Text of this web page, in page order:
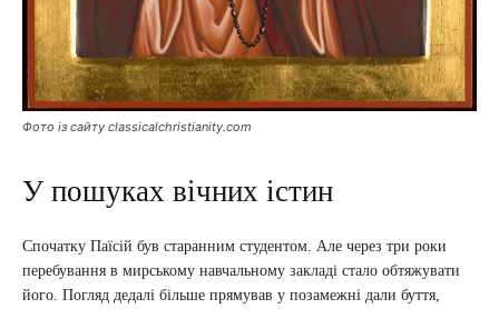
Фото із сайту classicalchristianity.com
У пошуках вічних істин
Спочатку Паїсій був старанним студентом. Але через три роки
перебування в мирському навчальному закладі стало обтяжувати
його. Погляд дедалі більше прямував у позамежні дали буття,